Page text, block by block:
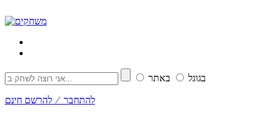
בגוגל באתר
להתחבר ⁄ להרשם חינם